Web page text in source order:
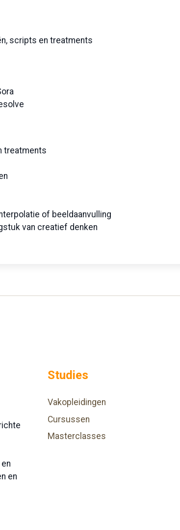
scripts en treatments
treatments
of beeldaanvulling
van creatief denken
en
Studies
Vakopleidingen
Cursussen
Masterclasses